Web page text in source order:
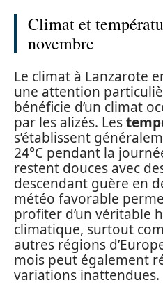
Climat et
novembre
Le climat à Lanzarote
une attention
bénéficie d’un climat
par les alizés. Les
s’établissent
24°C pendant la
restent douces avec
descendant guère en
météo favorable
profiter d’un véritable
climatique, surtout
autres régions
mois peut également
variations inattendues.